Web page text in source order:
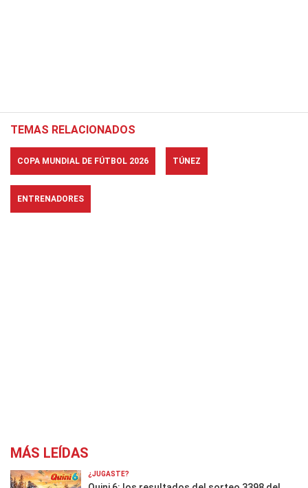
TEMAS RELACIONADOS
COPA MUNDIAL DE FÚTBOL 2026 TÚNEZ
ENTRENADORES
MÁS LEÍDAS
¿JUGASTE?